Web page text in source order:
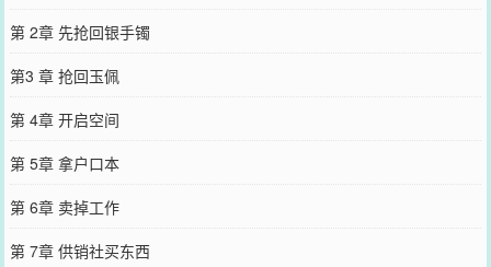
第 2章 先抢回银手镯
第3 章 抢回玉佩
第 4章 开启空间
第 5章 拿户口本
第 6章 卖掉工作
第 7章 供销社买东西